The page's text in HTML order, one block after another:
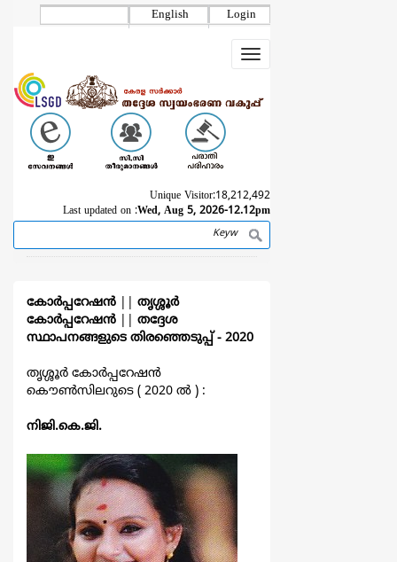
Login
English
Toggle
navigation
Unique Visitor:18,212,492
Last updated on :Wed, Aug 5, 2026-12.12pm
Search
കോര്‍പ്പറേഷന്‍
തൃശ്ശൂര്‍
കോര്‍പ്പറേഷന്‍
തദ്ദേശ
സ്ഥാപനങ്ങളുടെ തിരഞ്ഞെടുപ്പ്‌ - 2020
തൃശ്ശൂര്‍ കോര്‍പ്പറേഷന്‍
കൌൺസിലറുടെ ( 2020 ല്‍ ) :
നിജി.കെ.ജി.